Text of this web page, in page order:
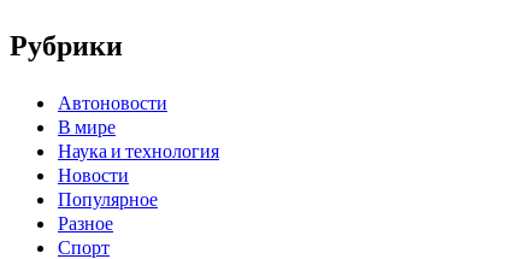
Рубрики
Автоновости
В мире
Наука и технология
Новости
Популярное
Разное
Спорт